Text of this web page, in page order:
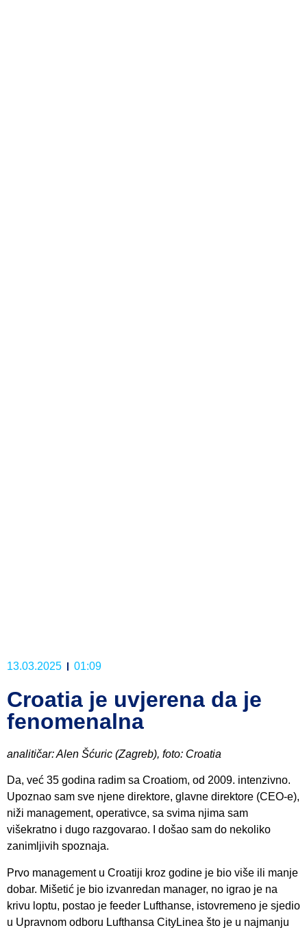
13.03.2025 01:09
Croatia je uvjerena da je
fenomenalna
analitičar: Alen Šćuric (Zagreb), foto: Croatia
Da, već 35 godina radim sa Croatiom, od 2009. intenzivno.
Upoznao sam sve njene direktore, glavne direktore (CEO-e),
niži management, operativce, sa svima njima sam
višekratno i dugo razgovarao. I došao sam do nekoliko
zanimljivih spoznaja.
Prvo management u Croatiji kroz godine je bio više ili manje
dobar. Mišetić je bio izvanredan manager, no igrao je na
krivu loptu, postao je feeder Lufthanse, istovremeno je sjedio
u Upravnom odboru Lufthansa CityLinea što je u najmanju